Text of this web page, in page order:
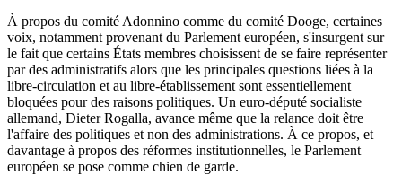
À propos du comité Adonnino comme du comité Dooge, certaines
voix, notamment provenant du Parlement européen, s'insurgent sur
le fait que certains États membres choisissent de se faire représenter
par des administratifs alors que les principales questions liées à la
libre-circulation et au libre-établissement sont essentiellement
bloquées pour des raisons politiques. Un euro-député socialiste
allemand, Dieter Rogalla, avance même que la relance doit être
l'affaire des politiques et non des administrations. À ce propos, et
davantage à propos des réformes institutionnelles, le Parlement
européen se pose comme chien de garde.